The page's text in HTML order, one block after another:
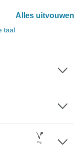
Alles uitvouwen
taal